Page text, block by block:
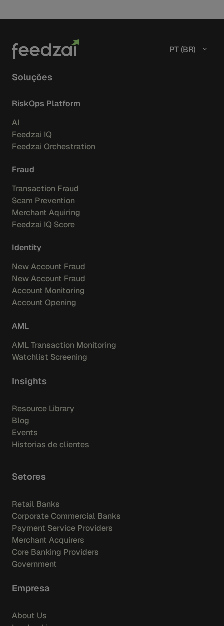
PT (BR)
Soluções
RiskOps Platform
AI
Feedzai IQ
Feedzai Orchestration
Fraud
Transaction Fraud
Scam Prevention
Merchant Aquiring
Feedzai IQ Score
Identity
New Account Fraud
New Account Fraud
Account Monitoring
Account Opening
AML
AML Transaction Monitoring
Watchlist Screening
Insights
Resource Library
Blog
Events
Historias de clientes
Setores
Retail Banks
Corporate Commercial Banks
Payment Service Providers
Merchant Acquirers
Core Banking Providers
Government
Empresa
About Us